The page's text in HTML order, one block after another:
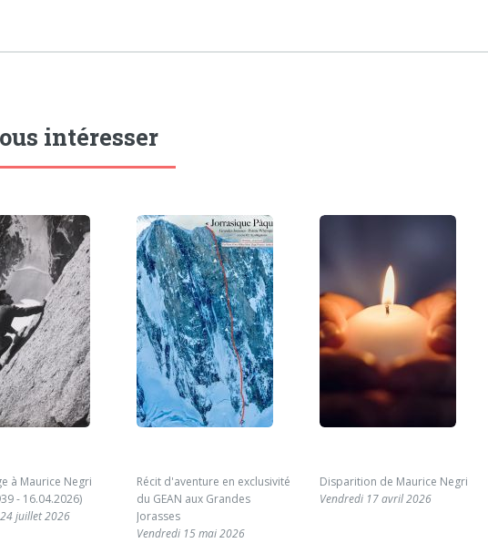
intéresser
à Maurice Negri
- 16.04.2026)
juillet 2026
Récit d'aventure en exclusivité
du GEAN aux Grandes
Jorasses
Vendredi 15 mai 2026
Disparition de Maurice Negri
Vendredi 17 avril 2026